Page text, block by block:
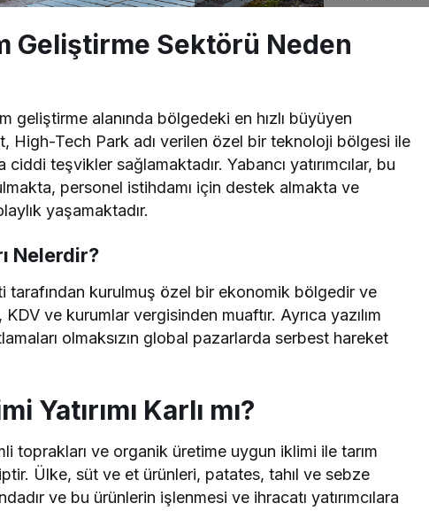
Geliştirme Sektörü Neden
geliştirme alanında bölgedeki en hızlı büyüyen
High-Tech Park adı verilen özel bir teknoloji bölgesi ile
teşvikler sağlamaktadır. Yabancı yatırımcılar, bu
personel istihdamı için destek almakta ve
yaşamaktadır.
Nelerdir?
tarafından kurulmuş özel bir ekonomik bölgedir ve
ve kurumlar vergisinden muaftır. Ayrıca yazılım
olmaksızın global pazarlarda serbest hareket
Yatırımı Karlı mı?
toprakları ve organik üretime uygun iklimi ile tarım
Ülke, süt ve et ürünleri, patates, tahıl ve sebze
ve bu ürünlerin işlenmesi ve ihracatı yatırımcılara